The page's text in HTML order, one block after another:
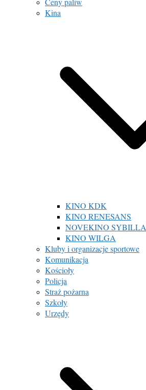
Kina
KINO KDK
KINO RENESANS
NOVEKINO SYBILLA
KINO WILGA
Kluby i organizacje sportowe
Komunikacja
Kościoły
Policja
Straż pożarna
Szkoły
Urzędy